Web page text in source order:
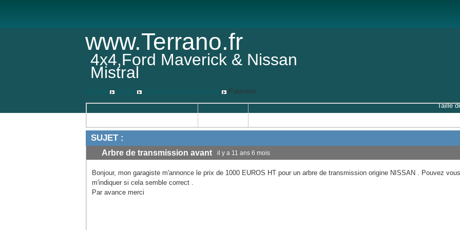
www.Terrano.fr
4x4,Ford Maverick & Nissan
Mistral
Taille
Pakinson
SUJET :
Arbre de transmission avant il y a 11 ans 6 mois
Bonjour, mon garagiste m'annonce le prix de 1000 EUROS HT pour un arbre de transmission origine NISSAN . Pouvez vous
m'indiquer si cela semble correct .
Par avance merci